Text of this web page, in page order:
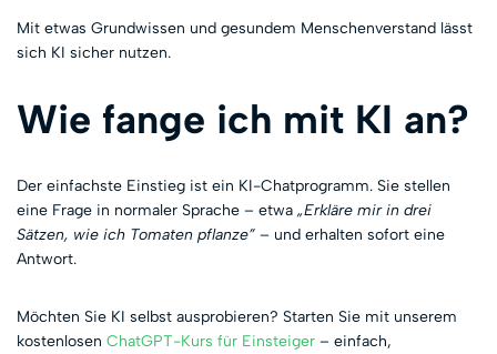
Mit etwas Grundwissen und gesundem Menschenverstand lässt
sich KI sicher nutzen.
Wie fange ich mit KI an?
Der einfachste Einstieg ist ein KI-Chatprogramm. Sie stellen
eine Frage in normaler Sprache – etwa „Erkläre mir in drei
Sätzen, wie ich Tomaten pflanze” – und erhalten sofort eine
Antwort.
Möchten Sie KI selbst ausprobieren? Starten Sie mit unserem
kostenlosen ChatGPT-Kurs für Einsteiger – einfach,